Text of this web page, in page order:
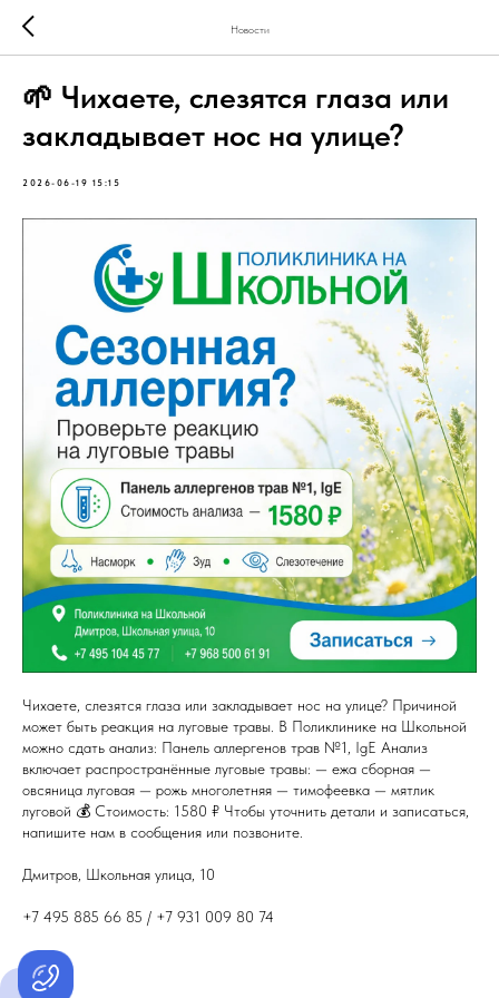
Новости
🌱 Чихаете, слезятся глаза или
закладывает нос на улице?
2026-06-19 15:15
Чихаете, слезятся глаза или закладывает нос на улице? Причиной
может быть реакция на луговые травы. В Поликлинике на Школьной
можно сдать анализ: Панель аллергенов трав №1, IgE Анализ
включает распространённые луговые травы: — ежа сборная —
овсяница луговая — рожь многолетняя — тимофеевка — мятлик
луговой 💰 Стоимость: 1580 ₽ Чтобы уточнить детали и записаться,
напишите нам в сообщения или позвоните.
Дмитров, Школьная улица, 10
+7 495 885 66 85 / +7 931 009 80 74